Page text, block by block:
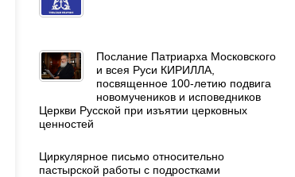
Послание Патриарха Московского
и всея Руси КИРИЛЛА,
посвященное 100-летию подвига
новомучеников и исповедников
Церкви Русской при изъятии церковных
ценностей
Циркулярное письмо относительно
пастырской работы с подростками